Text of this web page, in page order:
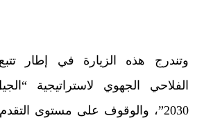
وتندرج هذه الزيارة في إطار
2030”، والوقوف على مستوى